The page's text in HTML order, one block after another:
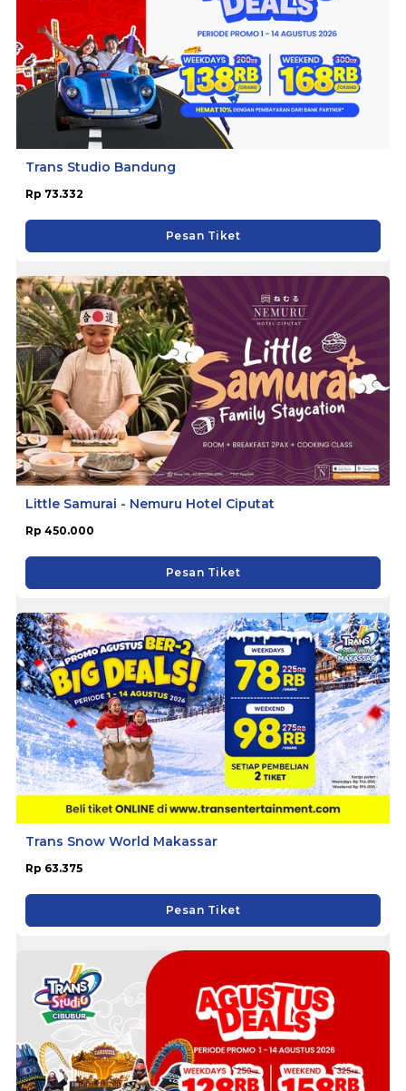
Trans Studio Bandung
Rp 73.332
Pesan Tiket
Little Samurai - Nemuru Hotel Ciputat
Rp 450.000
Pesan Tiket
Trans Snow World Makassar
Rp 63.375
Pesan Tiket